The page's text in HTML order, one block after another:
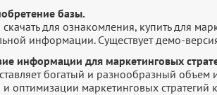
базы.
для ознакомления, купить для
информации. Существует демо-
информации для маркетинговых
богатый и разнообразный
и оптимизации маркетинговых стратегий